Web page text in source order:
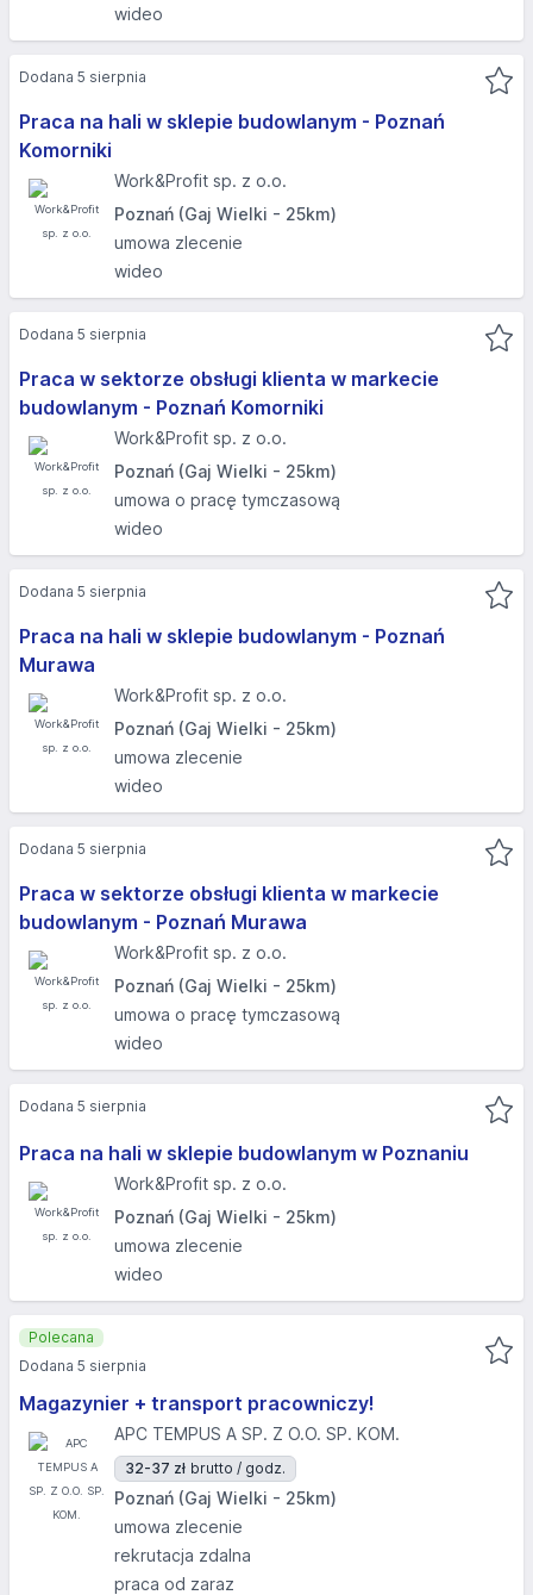
wideo
Praca na hali w sklepie budowlanym - Poznań
Komorniki
Work&Profit sp. z o.o.
Poznań (Gaj Wielki - 25km)
umowa zlecenie
wideo
Dodana 5 sierpnia
Praca w sektorze obsługi klienta w markecie
budowlanym - Poznań Komorniki
Work&Profit sp. z o.o.
Poznań (Gaj Wielki - 25km)
umowa o pracę tymczasową
wideo
Dodana 5 sierpnia
Praca na hali w sklepie budowlanym - Poznań
Murawa
Work&Profit sp. z o.o.
Poznań (Gaj Wielki - 25km)
umowa zlecenie
wideo
Dodana 5 sierpnia
Praca w sektorze obsługi klienta w markecie
budowlanym - Poznań Murawa
Work&Profit sp. z o.o.
Poznań (Gaj Wielki - 25km)
umowa o pracę tymczasową
wideo
Dodana 5 sierpnia
Praca na hali w sklepie budowlanym w Poznaniu
Work&Profit sp. z o.o.
Poznań (Gaj Wielki - 25km)
umowa zlecenie
wideo
Dodana 5 sierpnia
Magazynier + transport pracowniczy!
APC TEMPUS A SP. Z O.O. SP. KOM.
32-37 zł brutto / godz.
Poznań (Gaj Wielki - 25km)
umowa zlecenie
rekrutacja zdalna
praca od zaraz
Polecana
Dodana 5 sierpnia